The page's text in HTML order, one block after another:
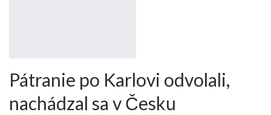
Pátranie po Karlovi odvolali,
nachádzal sa v Česku